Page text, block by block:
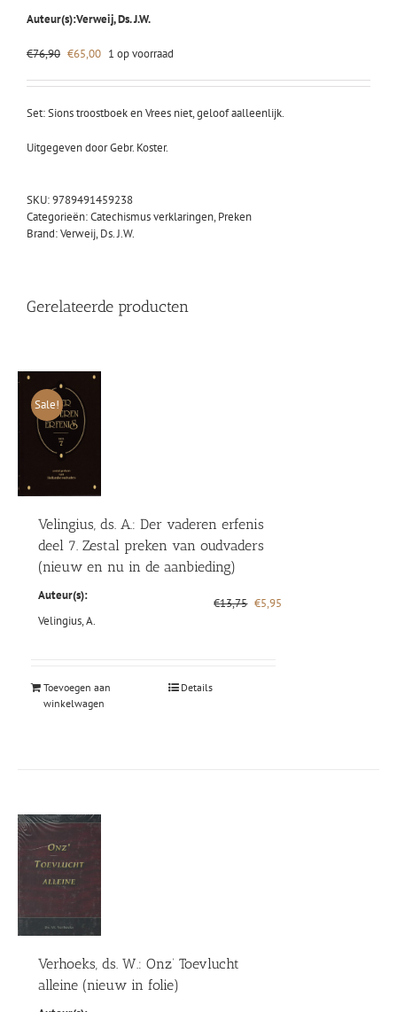
Auteur(s):Verweij, Ds. J.W.
€76,90 Oorspronkelijke
was:
€65,00Huidige
is:
1 op voorraad
Set: Sions troostboek en Vrees niet, geloof aalleenlijk.
Uitgegeven door Gebr. Koster.
SKU:9789491459238
Categorieën:Catechismus verklaringen, Preken
Brand:Verweij, Ds. J.W.
Gerelateerde producten
Sale!
Velingius, ds. A.: Der vaderen erfenis
deel 7. Zestal preken van oudvaders
(nieuw en nu in de aanbieding)
Auteur(s):
Velingius, A.
€13,75 Oorspronkelijke
€5,95
Toevoegen aan
winkelwagen
Details
Verhoeks, ds. W.: Onz’ Toevlucht
alleine (nieuw in folie)